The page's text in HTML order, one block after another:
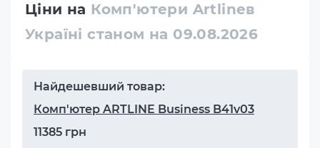
Ціни на Комп'ютери Artlineв
Україні станом на 09.08.2026
Найдешевший товар:
Комп'ютер ARTLINE Business B41v03
11385 грн